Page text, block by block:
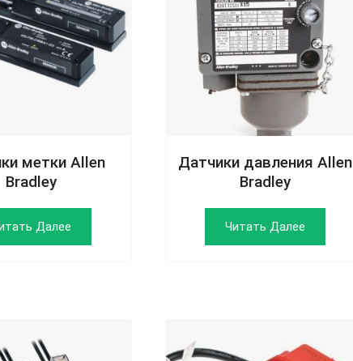
метки Allen
Bradley
Далее
Датчики давления Allen
Bradley
Читать Далее